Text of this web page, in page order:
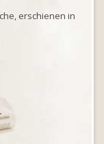
erschienen in